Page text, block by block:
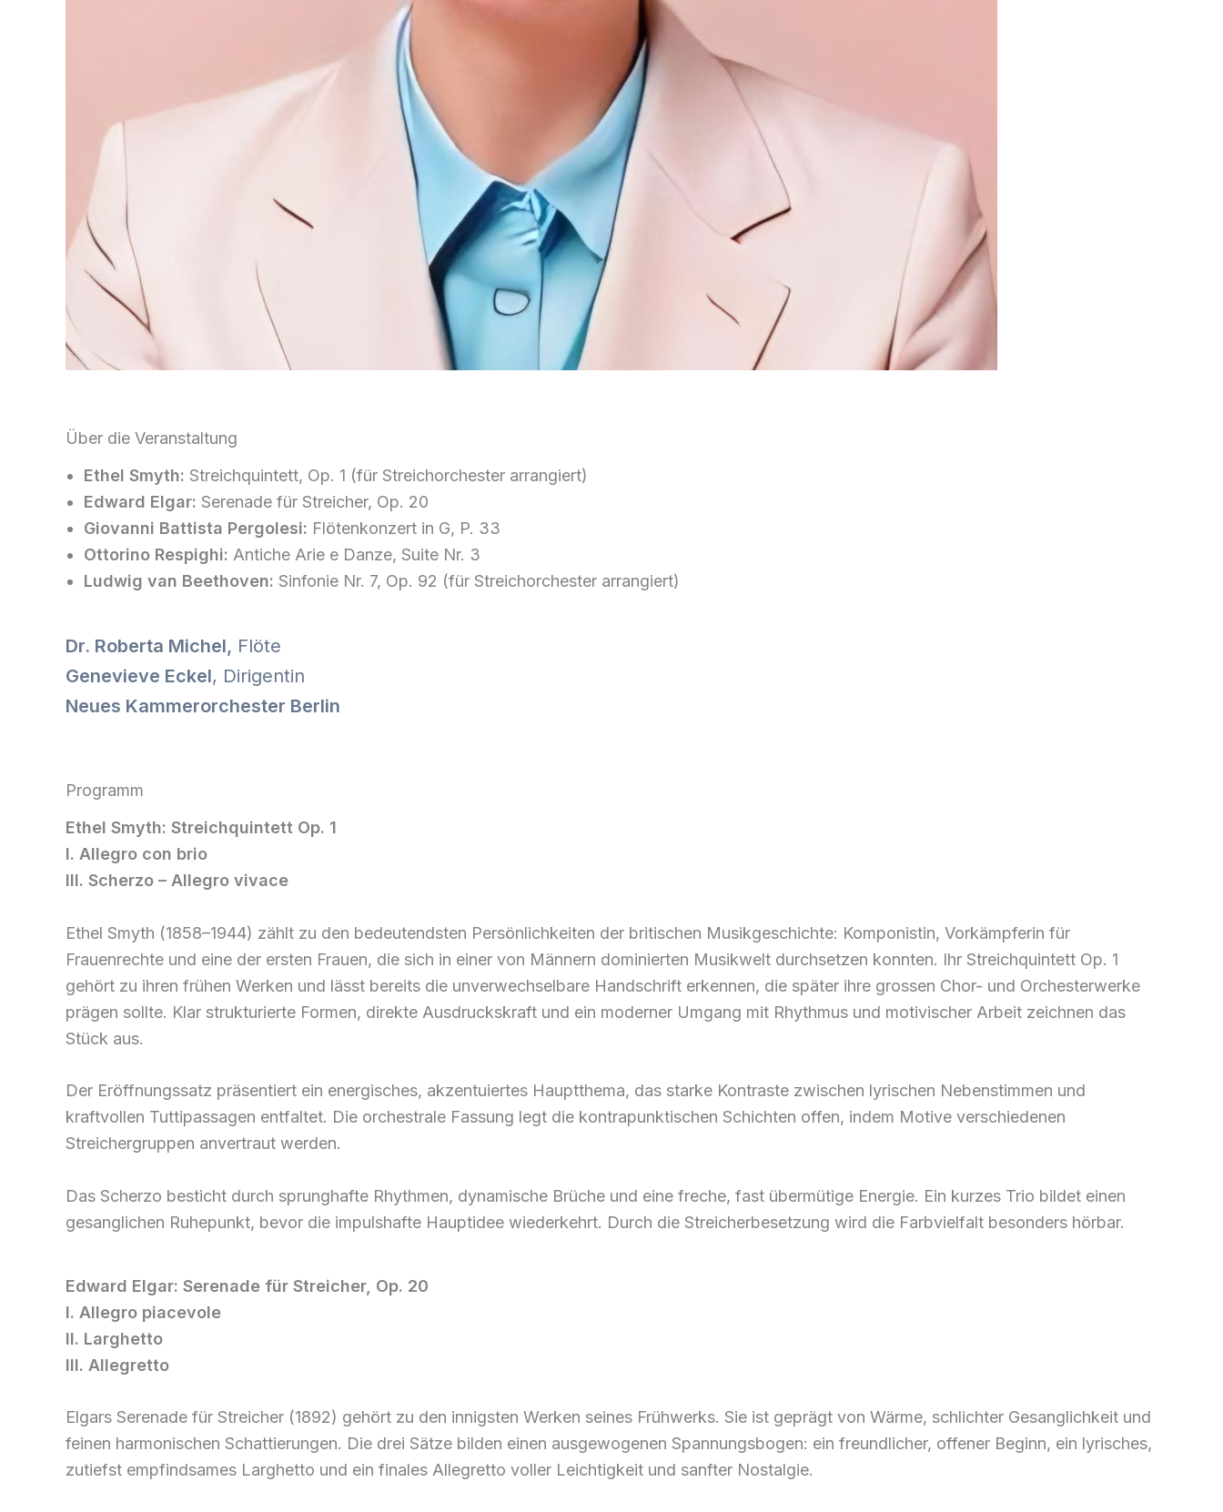
Über die Veranstaltung
Ethel Smyth: Streichquintett, Op. 1 (für Streichorchester arrangiert)
Edward Elgar: Serenade für Streicher, Op. 20
Giovanni Battista Pergolesi: Flötenkonzert in G, P. 33
Ottorino Respighi: Antiche Arie e Danze, Suite Nr. 3
Ludwig van Beethoven: Sinfonie Nr. 7, Op. 92 (für Streichorchester arrangiert)
Dr. Roberta Michel, Flöte
Genevieve Eckel, Dirigentin
Neues Kammerorchester Berlin
Programm
Ethel Smyth: Streichquintett Op. 1
I. Allegro con brio
III. Scherzo – Allegro vivace
Ethel Smyth (1858–1944) zählt zu den bedeutendsten Persönlichkeiten der britischen Musikgeschichte: Komponistin, Vorkämpferin für
Frauenrechte und eine der ersten Frauen, die sich in einer von Männern dominierten Musikwelt durchsetzen konnten. Ihr Streichquintett Op. 1
gehört zu ihren frühen Werken und lässt bereits die unverwechselbare Handschrift erkennen, die später ihre grossen Chor- und Orchesterwerke
prägen sollte. Klar strukturierte Formen, direkte Ausdruckskraft und ein moderner Umgang mit Rhythmus und motivischer Arbeit zeichnen das
Stück aus.
Der Eröffnungssatz präsentiert ein energisches, akzentuiertes Hauptthema, das starke Kontraste zwischen lyrischen Nebenstimmen und
kraftvollen Tuttipassagen entfaltet. Die orchestrale Fassung legt die kontrapunktischen Schichten offen, indem Motive verschiedenen
Streichergruppen anvertraut werden.
Das Scherzo besticht durch sprunghafte Rhythmen, dynamische Brüche und eine freche, fast übermütige Energie. Ein kurzes Trio bildet einen
gesanglichen Ruhepunkt, bevor die impulshafte Hauptidee wiederkehrt. Durch die Streicherbesetzung wird die Farbvielfalt besonders hörbar.
Edward Elgar: Serenade für Streicher, Op. 20
I. Allegro piacevole
II. Larghetto
III. Allegretto
Elgars Serenade für Streicher (1892) gehört zu den innigsten Werken seines Frühwerks. Sie ist geprägt von Wärme, schlichter Gesanglichkeit und
feinen harmonischen Schattierungen. Die drei Sätze bilden einen ausgewogenen Spannungsbogen: ein freundlicher, offener Beginn, ein lyrisches,
zutiefst empfindsames Larghetto und ein finales Allegretto voller Leichtigkeit und sanfter Nostalgie.